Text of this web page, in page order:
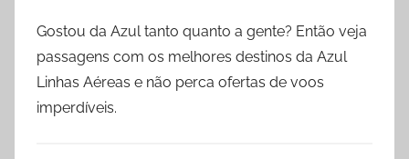
Gostou da Azul tanto quanto a gente? Então veja
passagens com os melhores destinos da Azul
Linhas Aéreas e não perca ofertas de voos
imperdíveis.